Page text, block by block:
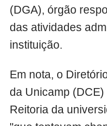
(DGA), órgão
das atividades
instituição.
Em nota, o
da Unicamp
Reitoria da